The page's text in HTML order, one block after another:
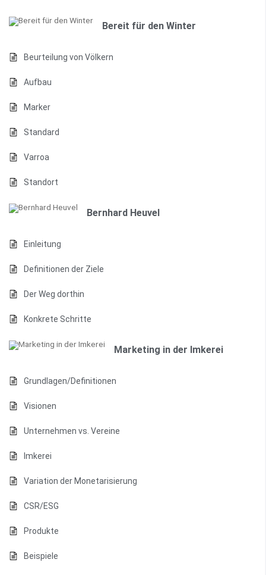
Bereit für den Winter
Beurteilung von Völkern
Aufbau
Marker
Standard
Varroa
Standort
Bernhard Heuvel
Einleitung
Definitionen der Ziele
Der Weg dorthin
Konkrete Schritte
Marketing in der Imkerei
Grundlagen/Definitionen
Visionen
Unternehmen vs. Vereine
Imkerei
Variation der Monetarisierung
CSR/ESG
Produkte
Beispiele